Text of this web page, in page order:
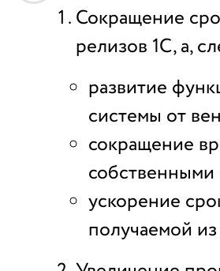
Сокращение
релизов 1С, а,
развитие
системы от
сокращение
ускорение
получаемой